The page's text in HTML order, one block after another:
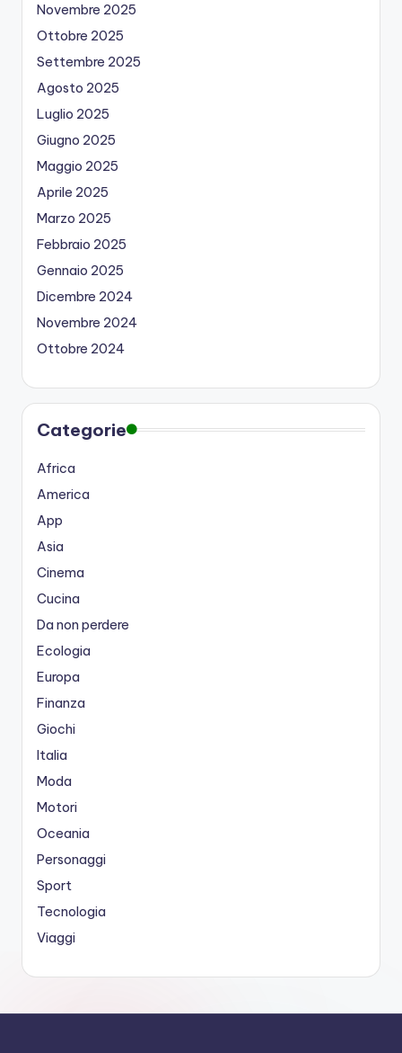
Novembre 2025
Ottobre 2025
Settembre 2025
Agosto 2025
Luglio 2025
Giugno 2025
Maggio 2025
Aprile 2025
Marzo 2025
Febbraio 2025
Gennaio 2025
Dicembre 2024
Novembre 2024
Ottobre 2024
Categorie
Africa
America
App
Asia
Cinema
Cucina
Da non perdere
Ecologia
Europa
Finanza
Giochi
Italia
Moda
Motori
Oceania
Personaggi
Sport
Tecnologia
Viaggi